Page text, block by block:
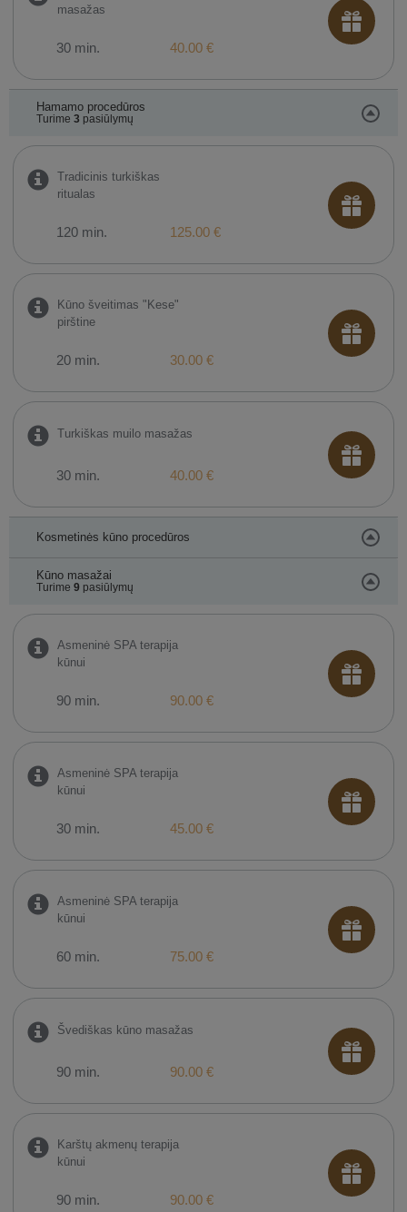
masažas
30 min. 40.00 €
Hamamo procedūros
Turime 3 pasiūlymų
Tradicinis turkiškas
ritualas
120 min. 125.00 €
Kūno šveitimas "Kese"
pirštine
20 min. 30.00 €
Turkiškas muilo masažas
30 min. 40.00 €
Kosmetinės kūno procedūros
Kūno masažai
Turime 9 pasiūlymų
Asmeninė SPA terapija
kūnui
90 min. 90.00 €
Asmeninė SPA terapija
kūnui
30 min. 45.00 €
Asmeninė SPA terapija
kūnui
60 min. 75.00 €
Švediškas kūno masažas
90 min. 90.00 €
Karštų akmenų terapija
kūnui
90 min. 90.00 €